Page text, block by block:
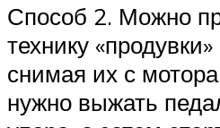
Способ 2. Можно
технику
снимая их с
нужно выжать